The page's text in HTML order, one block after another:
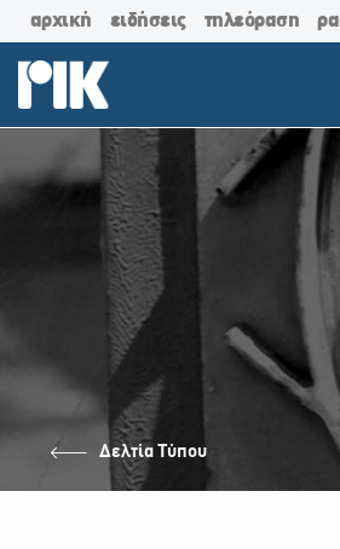
αρχική ειδήσεις τηλεόραση
Δελτία Τύπου